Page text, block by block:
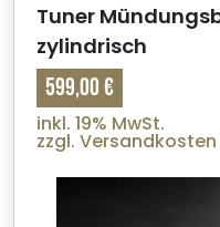
Tuner
zylindrisch
599,00 €
inkl. 19% MwSt.
zzgl. Versandkosten